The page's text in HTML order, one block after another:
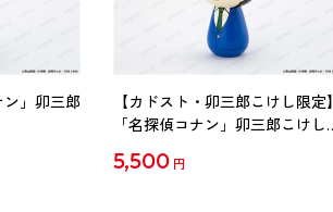
」卯三郎
【カドスト・卯三郎こけし限定】
「名探偵コナン」卯三郎こけし
5,500 円